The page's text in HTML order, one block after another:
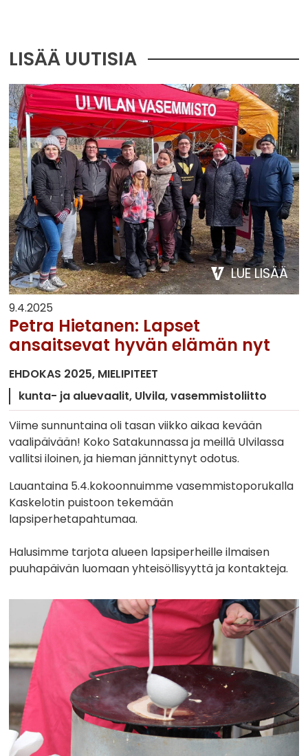
LISÄÄ UUTISIA
LUE LISÄÄ
9.4.2025
Petra Hietanen: Lapset
ansaitsevat hyvän elämän nyt
EHDOKAS 2025 MIELIPITEET
kunta- ja aluevaalit Ulvila vasemmistoliitto
Viime sunnuntaina oli tasan viikko aikaa kevään
vaalipäivään! Koko Satakunnassa ja meillä Ulvilassa
vallitsi iloinen, ja hieman jännittynyt odotus.
Lauantaina 5.4.kokoonnuimme vasemmistoporukalla
Kaskelotin puistoon tekemään
lapsiperhetapahtumaa.
Halusimme tarjota alueen lapsiperheille ilmaisen
puuhapäivän luomaan yhteisöllisyyttä ja kontakteja.